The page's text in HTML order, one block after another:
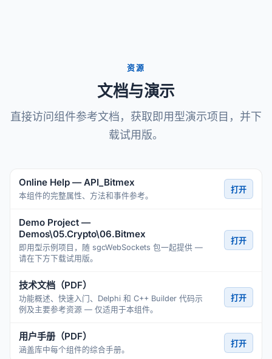
资源
文档与演示
直接访问组件参考文档，获取即用型演示项目，并下
载试用版。
Online Help — API_Bitmex
本组件的完整属性、方法和事件参考。
打开
Demo Project —
Demos\05.Crypto\06.Bitmex
即用型示例项目，随 sgcWebSockets 包一起提供 —
请在下方下载试用版。
打开
技术文档（PDF）
功能概述、快速入门、Delphi 和 C++ Builder 代码示
例及主要参考资源 — 仅适用于本组件。
打开
用户手册（PDF）
涵盖库中每个组件的综合手册。
打开